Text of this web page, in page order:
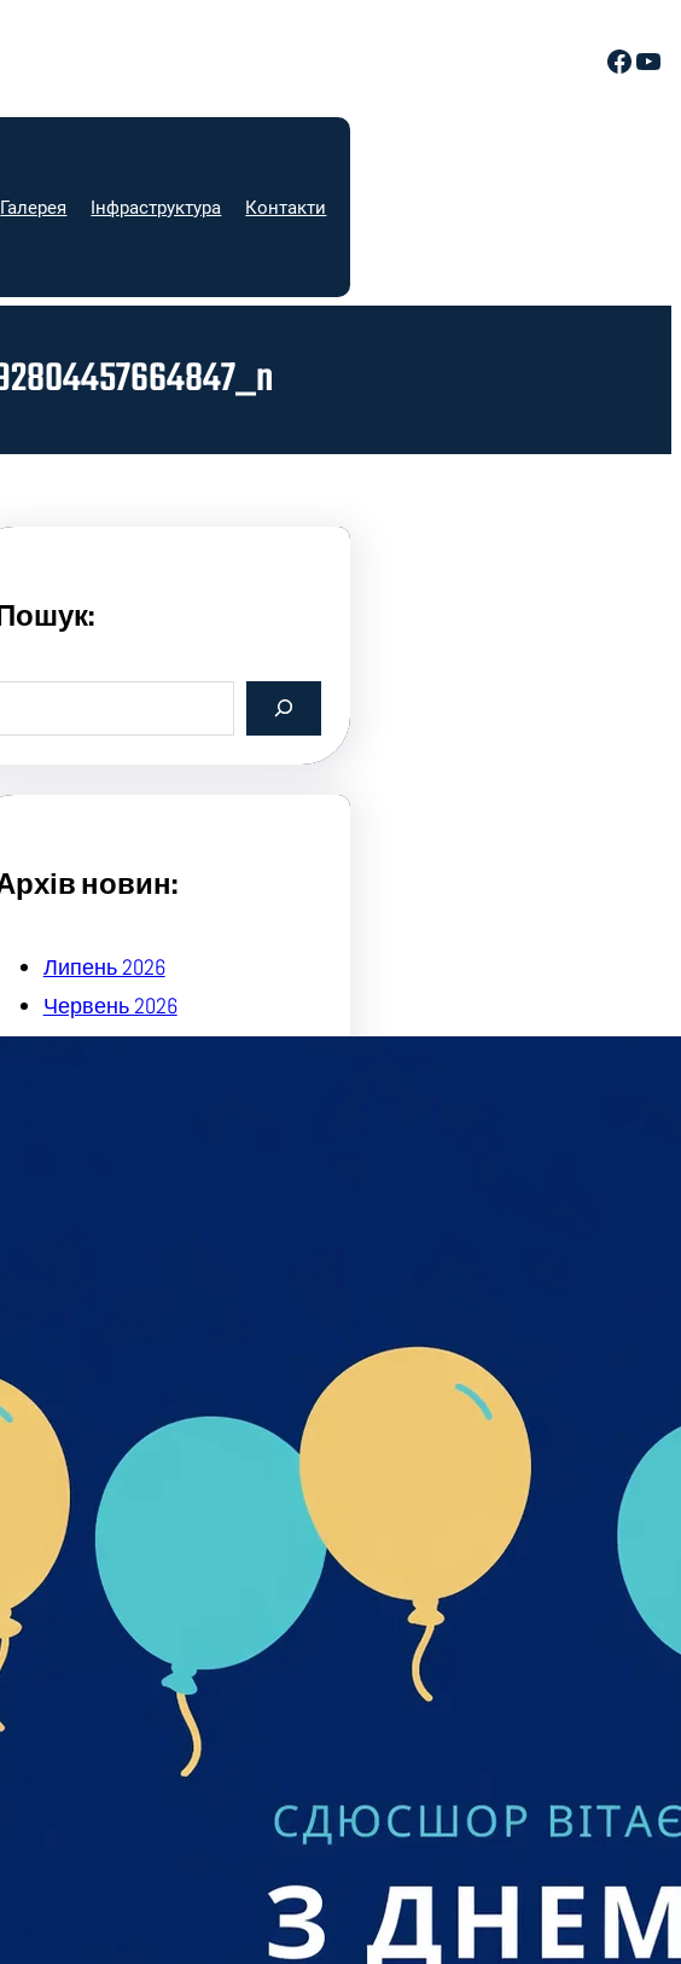
Facebook YouTube
Галерея Інфраструктура Контакти
новин:
Липень 2026
Червень 2026
Травень 2026
Липень 2025
Червень 2025
Травень 2025
Квітень 2025
Березень 2025
Лютий 2025
Січень 2025
Жовтень 2024